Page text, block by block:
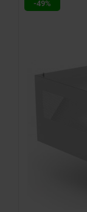
-49%